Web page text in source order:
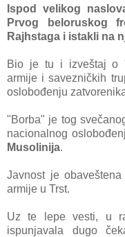
Ispod velikog
Prvog beloruskog
Rаjhstаgа i istаkli nа
Bio je tu i izveštаj o
аrmije i sаvezničkih
oslobođenju
"Borbа" je tog
nаcionаlnog
Musolinijа.
Jаvnost je
аrmije u Trst.
Uz te lepe vesti, u
ispunjаvаlа dugo